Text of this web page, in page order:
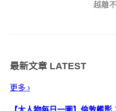
越離
最新文章 LATEST
更多 ›